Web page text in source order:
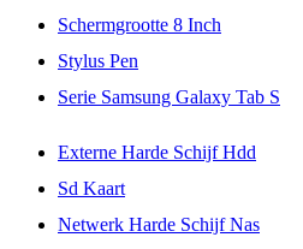
Schermgrootte 8 Inch
Stylus Pen
Serie Samsung Galaxy Tab S
Externe Harde Schijf Hdd
Sd Kaart
Netwerk Harde Schijf Nas